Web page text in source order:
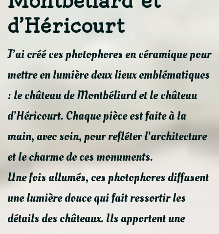
d’Héricourt
J’ai créé ces photophores en céramique pour
mettre en lumière deux lieux emblématiques
: le château de Montbéliard et le château
d’Héricourt. Chaque pièce est faite à la
main, avec soin, pour refléter l’architecture
et le charme de ces monuments.
Une fois allumés, ces photophores diffusent
une lumière douce qui fait ressortir les
détails des châteaux. Ils apportent une